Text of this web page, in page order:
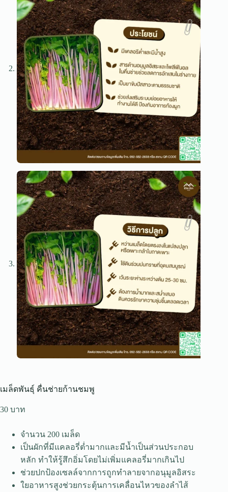
เมล็ดพันธุ์ คื่นช่ายก้านชมพู
30
จำนวน 200 เมล็ด
เป็นผักที่มีแคลอรี่ต่ำมากและมีน้ำเป็นส่วนประกอบ
หลัก ทำให้รู้สึกอิ่มโดยไม่เพิ่มแคลอรี่มากเกินไป
ช่วยปกป้องเซลล์จากการถูกทำลายจากอนุมูลอิสระ
ใยอาหารสูงช่วยกระตุ้นการเคลื่อนไหวของลำไส้